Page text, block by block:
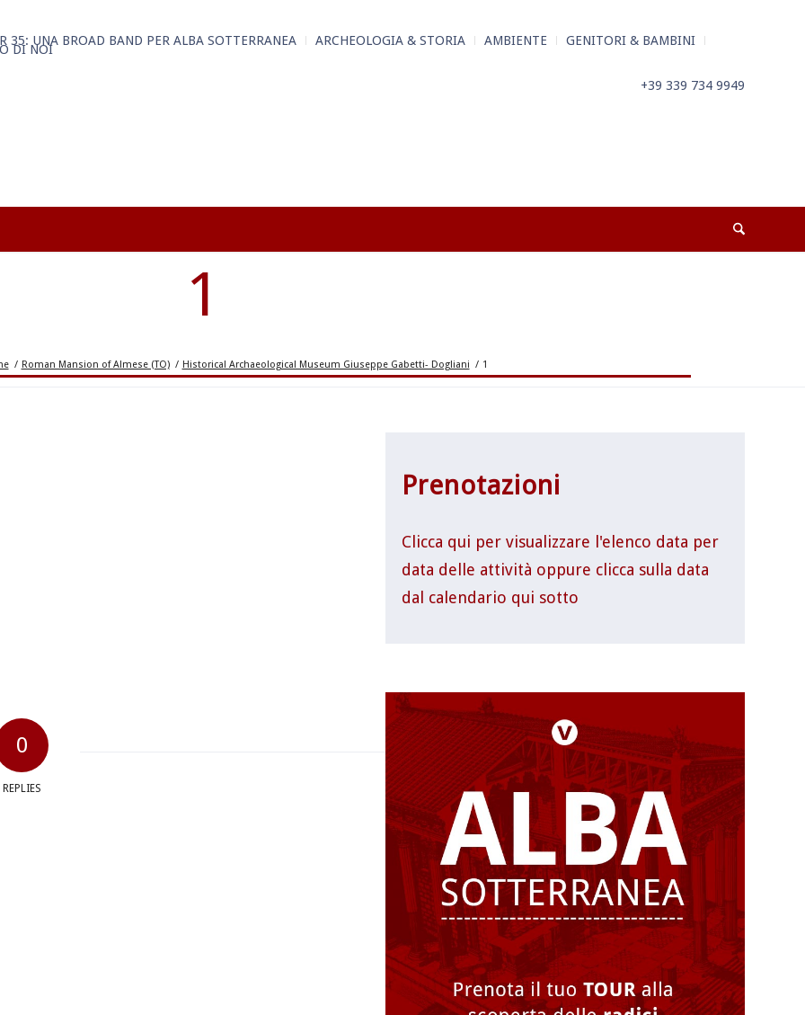
35: UNA BROAD BAND PER ALBA SOTTERRANEA ARCHEOLOGIA & STORIA AMBIENTE GENITORI & BAMBINI
DI NOI
+39 339 734 9949
1
/ Roman Mansion of Almese (TO) / Historical Archaeological Museum Giuseppe Gabetti- Dogliani / 1
0
REPLIES
Prenotazioni
Clicca qui per visualizzare l'elenco data per
data delle attività oppure clicca sulla data
dal calendario qui sotto